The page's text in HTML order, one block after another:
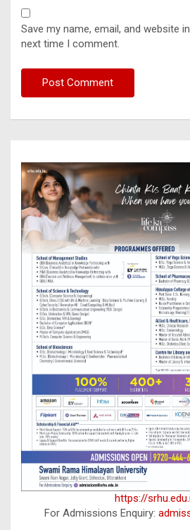
Save my name, email, and website
next time I comment.
https://
For Admissions Enquiry: